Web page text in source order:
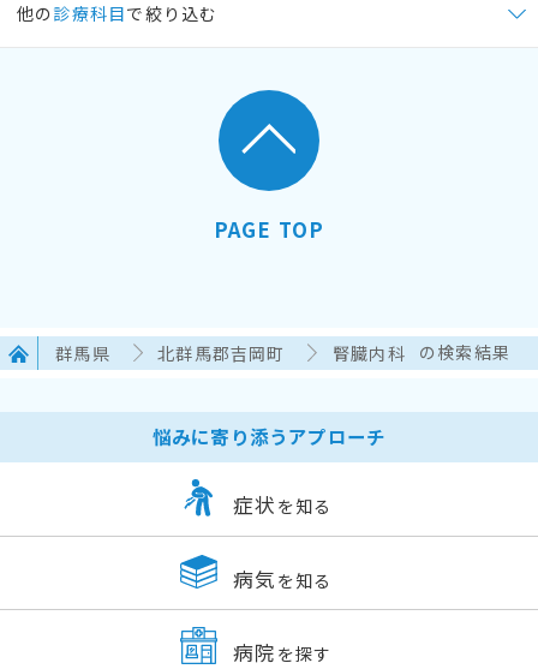
他の 診療科目で絞り込む
PAGE TOP
群馬県 北群馬郡吉岡町 腎臓内科 の検索結果
悩みに寄り添うアプローチ
症状 を知る
病気 を知る
病院 を探す